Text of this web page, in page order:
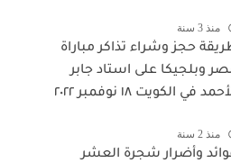
منذ 3 سنة
حجز وشراء تذاكر مباراة
وبلجيكا على استاد جابر
في الكويت ١٨ نوفمبر ٢٠٢٢
منذ 2 سنة
وأضرار شجرة العشر